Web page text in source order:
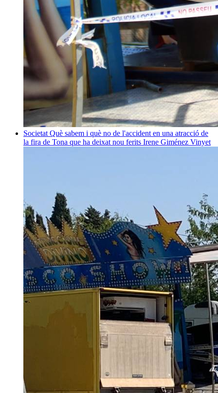
Societat Què sabem i què no de l'accident en una atracció de
la fira de Tona que ha deixat nou ferits Irene Giménez Vinyet